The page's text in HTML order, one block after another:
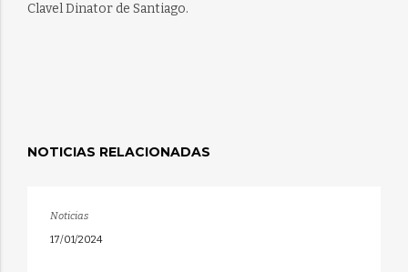
Clavel Dinator de Santiago.
NOTICIAS RELACIONADAS
Noticias
17/01/2024